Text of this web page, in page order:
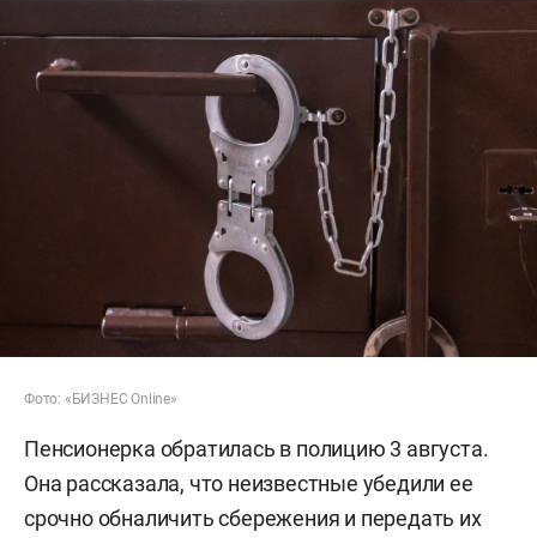
Фото: «БИЗНЕС Online»
Пенсионерка обратилась в полицию 3 августа.
Она рассказала, что неизвестные убедили ее
срочно обналичить сбережения и передать их